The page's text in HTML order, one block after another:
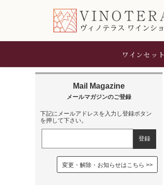
ワインセット
下記にメールアドレスを入力し登録ボタン
を押して下さい。
変更・解除・お知らせはこちら